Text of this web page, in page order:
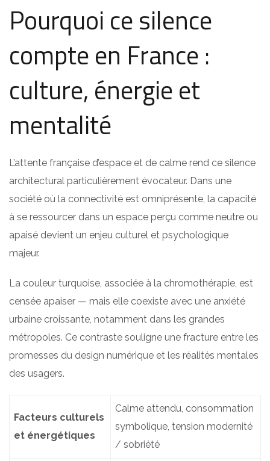
Pourquoi ce silence
compte en France :
culture, énergie et
mentalité
L’attente française d’espace et de calme rend ce silence
architectural particulièrement évocateur. Dans une
société où la connectivité est omniprésente, la capacité
à se ressourcer dans un espace perçu comme neutre ou
apaisé devient un enjeu culturel et psychologique
majeur.
La couleur turquoise, associée à la chromothérapie, est
censée apaiser — mais elle coexiste avec une anxiété
urbaine croissante, notamment dans les grandes
métropoles. Ce contraste souligne une fracture entre les
promesses du design numérique et les réalités mentales
des usagers.
Facteurs culturels
et énergétiques
Calme attendu, consommation
symbolique, tension modernité
/ sobriété